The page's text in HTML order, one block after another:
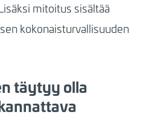
mitoitus sisältää
kokonaisturvallisuuden
täytyy olla